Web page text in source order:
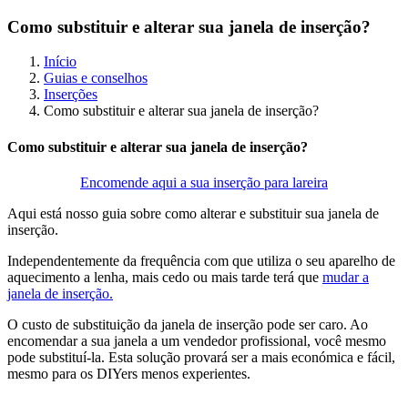
Como substituir e alterar sua janela de inserção?
Início
Guias e conselhos
Inserções
Como substituir e alterar sua janela de inserção?
Como substituir e alterar sua janela de inserção?
Encomende aqui a sua inserção para lareira
Aqui está nosso guia sobre como alterar e substituir sua janela de
inserção.
Independentemente da frequência com que utiliza o seu aparelho de
aquecimento a lenha, mais cedo ou mais tarde terá que mudar a
janela de inserção.
O custo de substituição da janela de inserção pode ser caro. Ao
encomendar a sua janela a um vendedor profissional, você mesmo
pode substituí-la. Esta solução provará ser a mais económica e fácil,
mesmo para os DIYers menos experientes.